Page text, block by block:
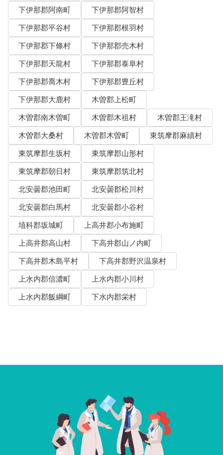
下伊那郡阿南町
下伊那郡阿智村
下伊那郡平谷村
下伊那郡根羽村
下伊那郡下條村
下伊那郡売木村
下伊那郡天龍村
下伊那郡泰阜村
下伊那郡喬木村
下伊那郡豊丘村
下伊那郡大鹿村
木曽郡上松町
木曽郡南木曽町
木曽郡木祖村
木曽郡王滝村
木曽郡大桑村
木曽郡木曽町
東筑摩郡麻績村
東筑摩郡生坂村
東筑摩郡山形村
東筑摩郡朝日村
東筑摩郡筑北村
北安曇郡池田町
北安曇郡松川村
北安曇郡白馬村
北安曇郡小谷村
埴科郡坂城町
上高井郡小布施町
上高井郡高山村
下高井郡山ノ内町
下高井郡木島平村
下高井郡野沢温泉村
上水内郡信濃町
上水内郡小川村
上水内郡飯綱町
下水内郡栄村